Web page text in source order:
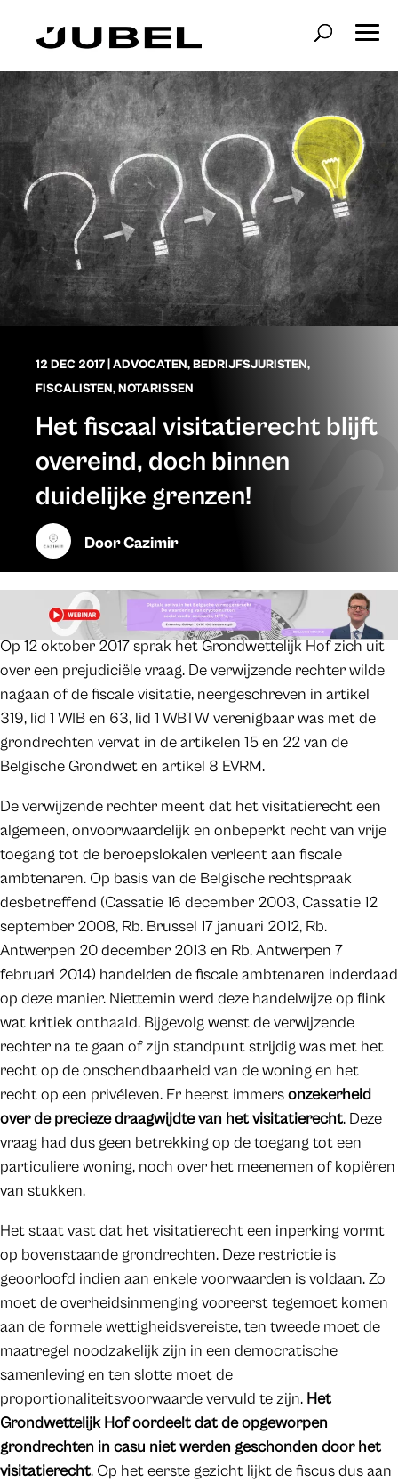
12 DEC 2017 ADVOCATEN,BEDRIJFSJURISTEN,
FISCALISTEN,NOTARISSEN
Het fiscaal visitatierecht blijft
overeind, doch binnen
duidelijke grenzen!
DoorCazimir
Op 12 oktober 2017 sprak het Grondwettelijk Hof zich uit
over een prejudiciële vraag. De verwijzende rechter wilde
nagaan of de fiscale visitatie, neergeschreven in artikel
319, lid 1 WIB en 63, lid 1 WBTW verenigbaar was met de
grondrechten vervat in de artikelen 15 en 22 van de
Belgische Grondwet en artikel 8 EVRM.
De verwijzende rechter meent dat het visitatierecht een
algemeen, onvoorwaardelijk en onbeperkt recht van vrije
toegang tot de beroepslokalen verleent aan fiscale
ambtenaren. Op basis van de Belgische rechtspraak
desbetreffend (Cassatie 16 december 2003, Cassatie 12
september 2008, Rb. Brussel 17 januari 2012, Rb.
Antwerpen 20 december 2013 en Rb. Antwerpen 7
februari 2014) handelden de fiscale ambtenaren inderdaad
op deze manier. Niettemin werd deze handelwijze op flink
wat kritiek onthaald. Bijgevolg wenst de verwijzende
rechter na te gaan of zijn standpunt strijdig was met het
recht op de onschendbaarheid van de woning en het
recht op een privéleven. Er heerst immersonzekerheid
over de precieze draagwijdte van het visitatierecht. Deze
vraag had dus geen betrekking op de toegang tot een
particuliere woning, noch over het meenemen of kopiëren
van stukken.
Het staat vast dat het visitatierecht een inperking vormt
op bovenstaande grondrechten. Deze restrictie is
geoorloofd indien aan enkele voorwaarden is voldaan. Zo
moet de overheidsinmenging vooreerst tegemoet komen
aan de formele wettigheidsvereiste, ten tweede moet de
maatregel noodzakelijk zijn in een democratische
samenleving en ten slotte moet de
proportionaliteitsvoorwaarde vervuld te zijn. Het
Grondwettelijk Hof oordeelt dat de opgeworpen
grondrechten in casu niet werden geschonden door het
visitatierecht. Op het eerste gezicht lijkt de fiscus dus aan